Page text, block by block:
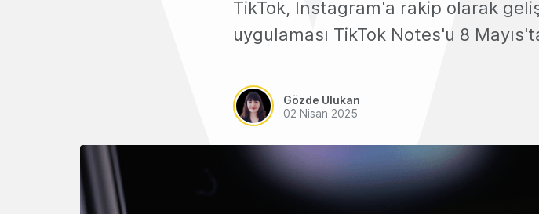
TikTok, Instagram'a rakip olarak
uygulaması TikTok Notes'u 8
Gözde Ulukan
02 Nisan 2025